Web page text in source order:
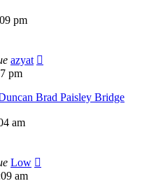
pm
azyat
pm
Brad Paisley Bridge
am
Low
am